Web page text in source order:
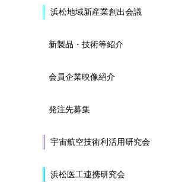
浜松地域新産業創出会議
新製品・技術等紹介
会員企業映像紹介
発注先募集
宇宙航空技術利活用研究会
浜松医工連携研究会